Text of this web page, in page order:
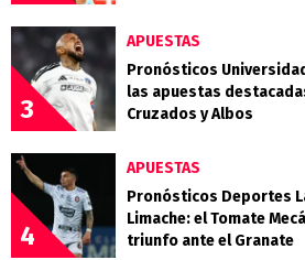
3
APUESTAS
Pronósticos
las apuestas
Cruzados y Albos
4
APUESTAS
Pronósticos Deportes
Limache: el Tomate
triunfo ante el Granate